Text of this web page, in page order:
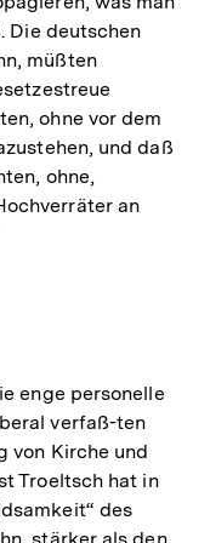
Die deutschen
müßten
ohne vor dem
und daß
ohne,
an
enge personelle
verfaß-ten
von Kirche und
Troeltsch hat in
des
stärker als den